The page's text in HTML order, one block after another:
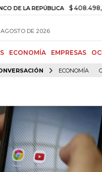
REPÚBLICA $ 408.498,97 +$
DE 2026
ECONOMÍA EMPRESAS
ECONOMÍA